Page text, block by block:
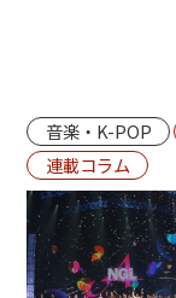
音楽・K-POP
連載コラム